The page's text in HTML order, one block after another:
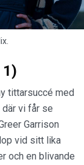
tittarsuccé med
där vi får se
Garrison
vid sitt lika
och en blivande